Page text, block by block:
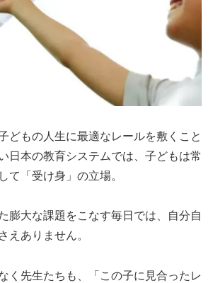
どもの人生に最適なレールを敷くこと
日本の教育システムでは、子どもは常
て「受け身」の立場。
膨大な課題をこなす毎日では、自分自
えありません。
く先生たちも、「この子に見合ったレ